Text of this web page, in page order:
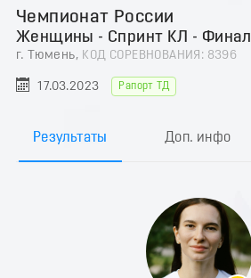
Чемпионат России
Женщины - Спринт КЛ - Финал
г. Тюмень, КОД СОРЕВНОВАНИЯ: 8396
17.03.2023 Рапорт ТД
Результаты Доп. инфо